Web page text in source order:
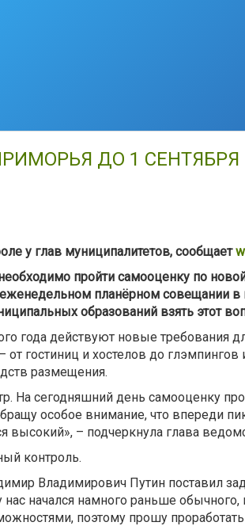
ДО 1 СЕНТЯБРЯ
у глав муниципалитетов, сообщает
пройти самооценку по
планёрном совещании
образований взять этот
года действуют новые требования
гостиниц и хостелов до
размещения.
сегодняшний день самооценку
особое внимание, что впереди
высокий», – подчеркнула глава
контроль.
Владимирович Путин поставил
начался намного раньше
поэтому прошу